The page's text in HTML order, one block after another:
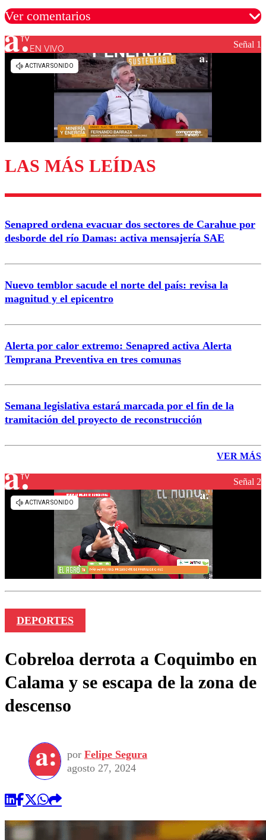
Ver comentarios
Los comentarios son moderados para garantizar un
diálogo respetuoso.
Enviar comentario
EN VIVO Señal 1
LAS MÁS LEÍDAS
Senapred ordena evacuar dos sectores de Carahue por
desborde del río Damas: activa mensajería SAE
Nuevo temblor sacude el norte del país: revisa la
magnitud y el epicentro
Alerta por calor extremo: Senapred activa Alerta
Temprana Preventiva en tres comunas
Semana legislativa estará marcada por el fin de la
tramitación del proyecto de reconstrucción
VER MÁS
Señal 2
DEPORTES
Cobreloa derrota a Coquimbo en
Calama y se escapa de la zona de
descenso
por Felipe Segura
agosto 27, 2024